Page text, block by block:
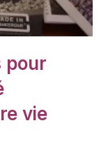
pour
vie